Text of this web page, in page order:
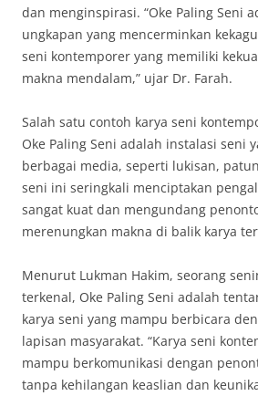
dan menginspirasi. “Oke Paling Seni
ungkapan yang mencerminkan
seni kontemporer yang memiliki
makna mendalam,” ujar Dr. Farah.
Salah satu contoh karya seni
Oke Paling Seni adalah instalasi seni
berbagai media, seperti lukisan,
seni ini seringkali menciptakan
sangat kuat dan mengundang
merenungkan makna di balik karya
Menurut Lukman Hakim, seorang
terkenal, Oke Paling Seni adalah
karya seni yang mampu berbicara
lapisan masyarakat. “Karya seni
mampu berkomunikasi dengan
tanpa kehilangan keaslian dan